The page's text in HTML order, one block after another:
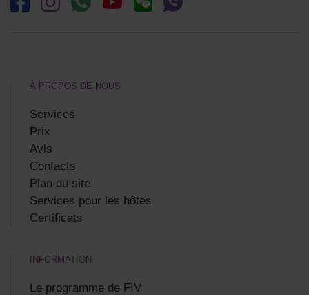
À PROPOS DE NOUS
Services
Prix
Avis
Contacts
Plan du site
Services pour les hôtes
Certificats
INFORMATION
Le programme de FIV